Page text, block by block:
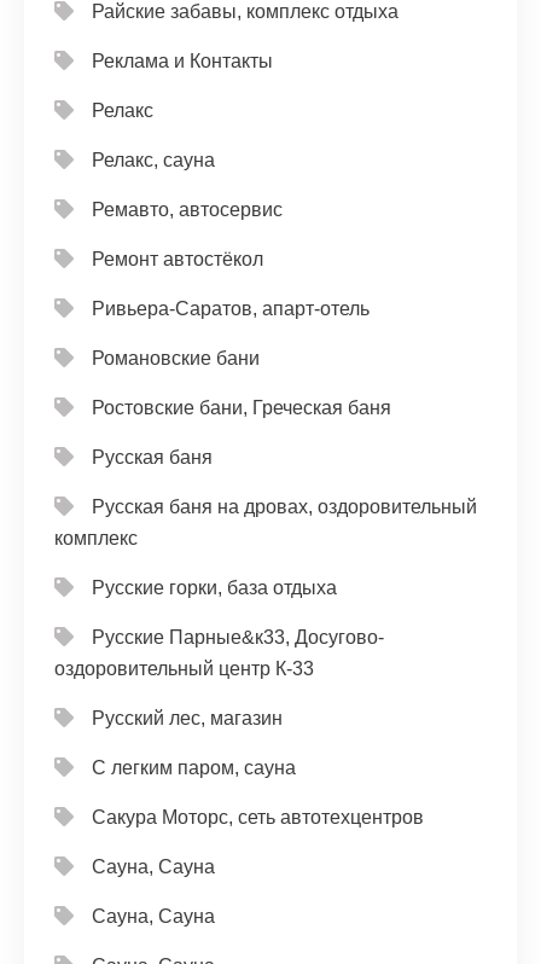
Райские забавы, комплекс отдыха
Реклама и Контакты
Релакс
Релакс, сауна
Ремавто, автосервис
Ремонт автостёкол
Ривьера-Саратов, апарт-отель
Романовские бани
Ростовские бани, Греческая баня
Русская баня
Русская баня на дровах, оздоровительный
комплекс
Русские горки, база отдыха
Русские Парные&к33, Досугово-
оздоровительный центр К-33
Русский лес, магазин
С легким паром, сауна
Сакура Моторс, сеть автотехцентров
Сауна, Сауна
Сауна, Сауна